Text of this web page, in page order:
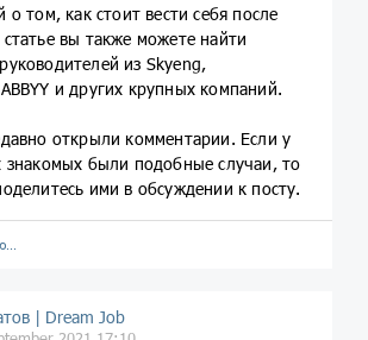
о том, как стоит вести себя после
вы также можете найти
из Skyeng,
и других крупных компаний.
открыли комментарии. Если у
знакомых были подобные случаи, то
ими в обсуждении к посту.
| Dream Job